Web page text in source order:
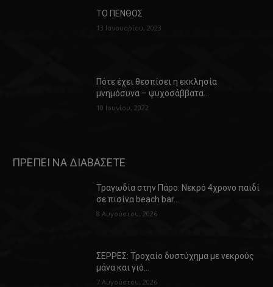
ΤΟ ΠΕΝΘΟΣ
13 Ιανουαρίου, 2023
Πότε έχει θεσπίσει η εκκλησία
μνημόσυνα – ψυχοσάββατα…
10 Ιουνίου, 2022
ΠΡΕΠΕΙ ΝΑ ΔΙΑΒΑΣΕΤΕ
Τραγωδία στην Πάρο: Νεκρό 4χρονο παιδί
σε πισίνα beach bar…
8 Αυγούστου, 2026
ΣΕΡΡΕΣ: Τροχαίο δυστύχημα με νεκρούς
μάνα και γιό…
7 Αυγούστου, 2026